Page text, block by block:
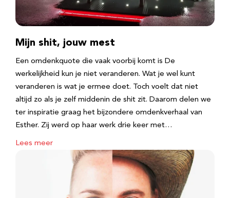
Mijn shit, jouw mest
Een omdenkquote die vaak voorbij komt is De
werkelijkheid kun je niet veranderen. Wat je wel kunt
veranderen is wat je ermee doet. Toch voelt dat niet
altijd zo als je zelf middenin de shit zit. Daarom delen we
ter inspiratie graag het bijzondere omdenkverhaal van
Esther. Zij werd op haar werk drie keer met…
Lees meer